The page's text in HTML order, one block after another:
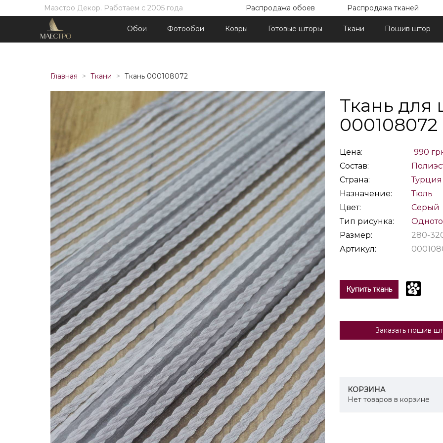
Маэстро Декор. Работаем с 2005 года Распродажа обоев Распродажа тканей
Обои Фотообои Ковры Готовые шторы Ткани Пошив штор
Главная Ткани Ткань 000108072
Ткань для
000108072
Цена:
990
Состав:
Страна:
Турция
Назначение:
Тюль
Цвет:
Серый
Тип рисунка:
Размер:
280-
Артикул:
Купить ткань
Заказать пошив
КОРЗИНА
Нет товаров в корзине